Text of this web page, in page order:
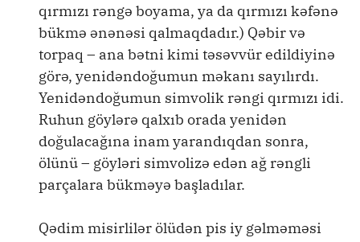
qırmızı rəngə boyama, ya da qırmızı kəfənə
bükmə ənənəsi qalmaqdadır.) Qəbir və
torpaq – ana bətni kimi təsəvvür edildiyinə
görə, yenidəndoğumun məkanı sayılırdı.
Yenidəndoğumun simvolik rəngi qırmızı idi.
Ruhun göylərə qalxıb orada yenidən
doğulacağına inam yarandıqdan sonra,
ölünü – göyləri simvolizə edən ağ rəngli
parçalara bükməyə başladılar.
Qədim misirlilər ölüdən pis iy gəlməməsi